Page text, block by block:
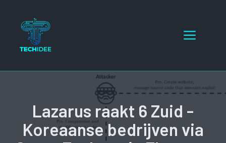
inhoud
Menu
Lazarus raakt 6 Zuid -
Koreaanse bedrijven via